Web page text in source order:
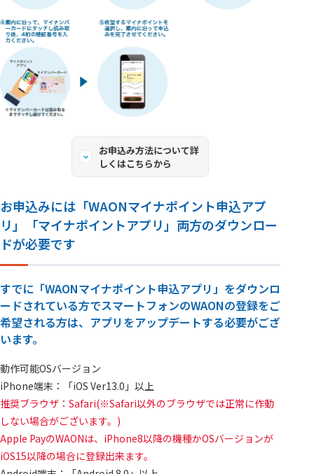
お申込み方法について詳
しくはこちらから
お申込みには「WAONマイナポイント申込アプ
リ」「マイナポイントアプリ」両方のダウンロー
ドが必要です
すでに「WAONマイナポイント申込アプリ」をダウンロ
ードされている方でスマートフォンのWAONの登録をご
希望される方は、アプリをアップデートする必要がござ
います。
動作可能OSバージョン
iPhone端末：「iOS Ver13.0」以上
推奨ブラウザ：Safari(※Safari以外のブラウザでは正常に作動
しない場合がございます。)
Apple PayのWAONは、iPhone8以降の機種かOSバージョンが
iOS15以降の場合に登録出来ます。